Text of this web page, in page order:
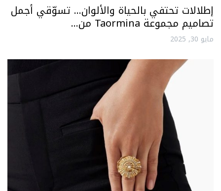
إطلالات تحتفي بالحياة والألوان… تسوّقي أجمل
تصاميم مجموعة Taormina من…
مايو 30, 2025